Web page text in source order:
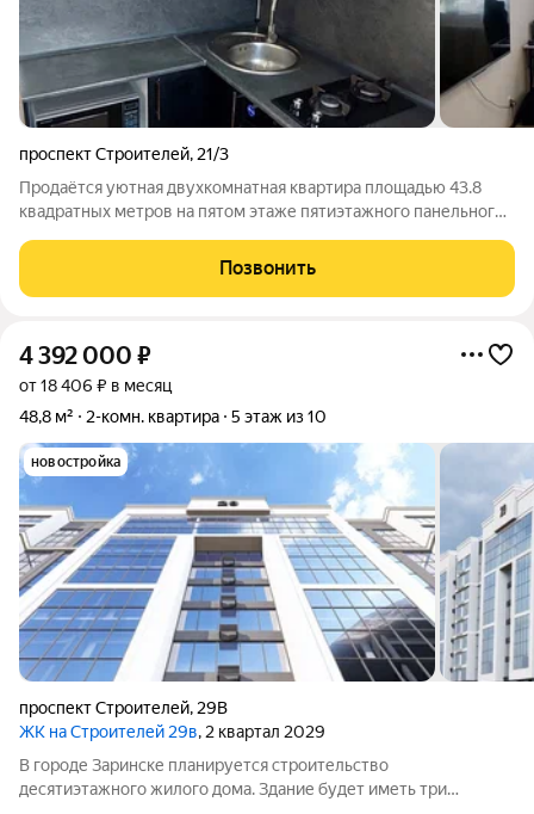
проспект Строителей, 21/3
Продаётся уютная двухкомнатная квартира площадью 43.8
квадратных метров на пятом этаже пятиэтажного панельного
Строителей, 21/3. Квартира порадует вас своим
косметическим ремонтом, который
Позвонить
4 392 000 ₽
от 18 406 ₽ в месяц
48,8 м²
2-комн. квартира 5 этаж из 10
новостройка
проспект Строителей, 29В
ЖК на Строителей 29в, 2 квартал 2029
В городе Заринске планируется строительство
десятиэтажного жилого дома. Здание будет иметь три